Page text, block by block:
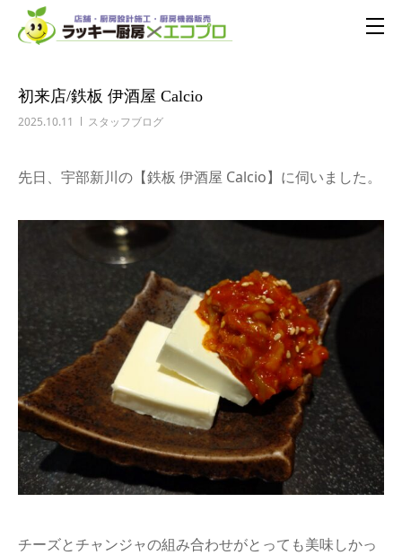
初来店/鉄板 伊酒屋 Calcio
2025.10.11 スタッフブログ
先日、宇部新川の【鉄板 伊酒屋 Calcio】に伺いました。
チーズとチャンジャの組み合わせがとっても美味しかっ